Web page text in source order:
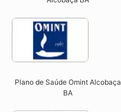
Plano de Saúde Omint Alcobaça
BA​